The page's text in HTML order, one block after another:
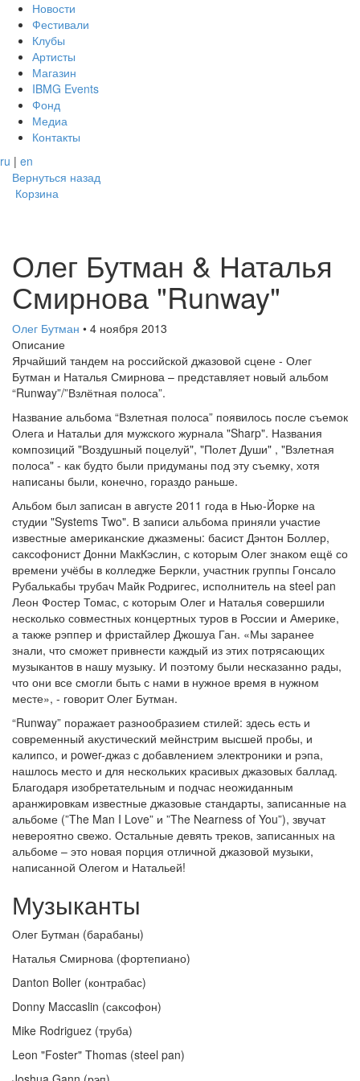
Новости
Фестивали
Клубы
Артисты
Магазин
IBMG Events
Фонд
Медиа
Контакты
ru | en
Вернуться назад
Корзина
Олег Бутман & Наталья
Смирнова "Runway"
Олег Бутман • 4 ноября 2013
Описание
Ярчайший тандем на российской джазовой сцене - Олег
Бутман и Наталья Смирнова – представляет новый альбом
“Runway”/”Взлётная полоса”.
Название альбома “Взлетная полоса” появилось после съемок
Олега и Натальи для мужского журнала "Sharp". Названия
композиций "Воздушный поцелуй", "Полет Души" , "Взлетная
полоса" - как будто были придуманы под эту съемку, хотя
написаны были, конечно, гораздо раньше.
Альбом был записан в августе 2011 года в Нью-Йорке на
студии "Systems Two". В записи альбома приняли участие
известные американские джазмены: басист Дэнтон Боллер,
саксофонист Донни МакКэслин, с которым Олег знаком ещё со
времени учёбы в колледже Беркли, участник группы Гонсало
Рубалькабы трубач Майк Родригес, исполнитель на steel pan
Леон Фостер Томас, с которым Олег и Наталья совершили
несколько совместных концертных туров в России и Америке,
а также рэппер и фристайлер Джошуа Ган. «Мы заранее
знали, что сможет привнести каждый из этих потрясающих
музыкантов в нашу музыку. И поэтому были несказанно рады,
что они все смогли быть с нами в нужное время в нужном
месте», - говорит Олег Бутман.
“Runway” поражает разнообразием стилей: здесь есть и
современный акустический мейнстрим высшей пробы, и
калипсо, и power-джаз с добавлением электроники и рэпа,
нашлось место и для нескольких красивых джазовых баллад.
Благодаря изобретательным и подчас неожиданным
аранжировкам известные джазовые стандарты, записанные на
альбоме (”The Man I Love” и ”The Nearness of You”), звучат
невероятно свежо. Остальные девять треков, записанных на
альбоме – это новая порция отличной джазовой музыки,
написанной Олегом и Натальей!
Музыканты
Олег Бутман (барабаны)
Наталья Смирнова (фортепиано)
Danton Boller (контрабас)
Donny Maccaslin (саксофон)
Mike Rodriguez (труба)
Leon "Foster" Thomas (steel pan)